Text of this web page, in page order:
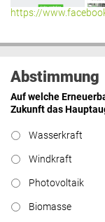
https://
Abstimmung
Auf welche
Zukunft das
Wasserkraft
Windkraft
Photovoltaik
Biomasse